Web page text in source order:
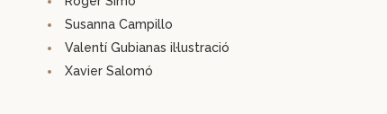
Susanna Campillo
Valentí Gubianas il·lustració
Xavier Salomó